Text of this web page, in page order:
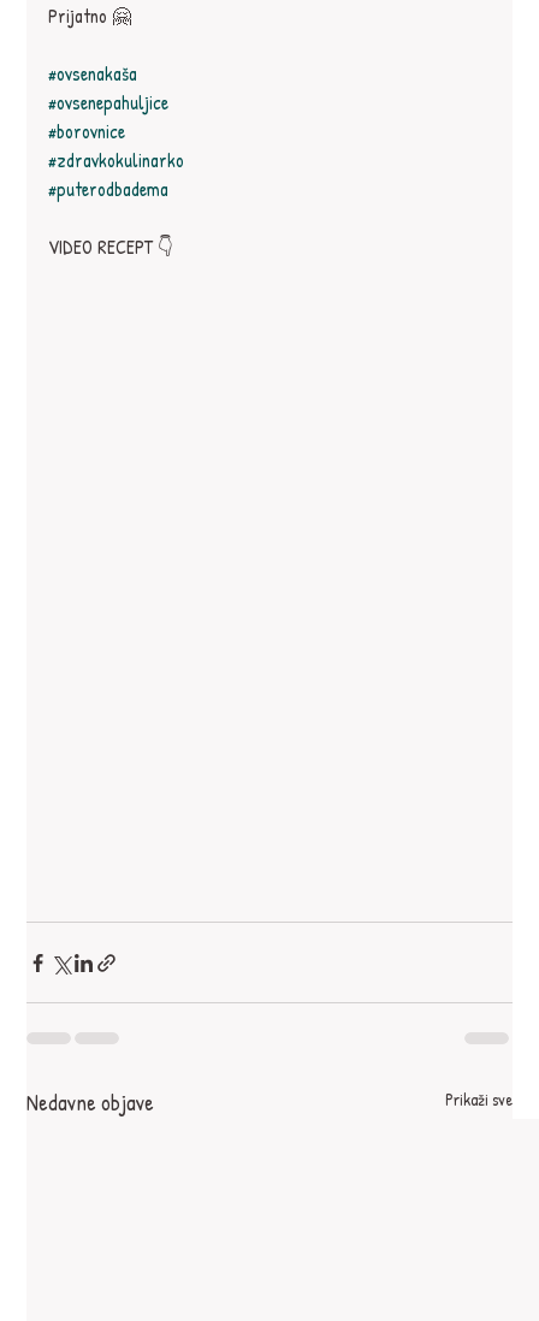
Prijatno 🤗
#ovsenakaša
#ovsenepahuljice
#borovnice
#zdravkokulinarko
#puterodbadema
VIDEO RECEPT 👇
Nedavne objave Prikaži sve